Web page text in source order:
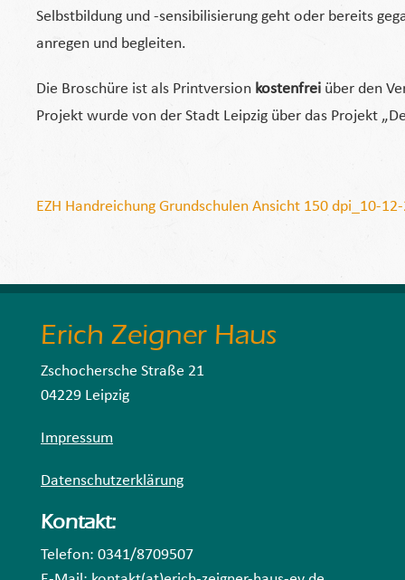
Selbstbildung und -sensibilisierung geht oder bereits
anregen und begleiten.
Die Broschüre ist als Printversion kostenfrei über den
Projekt wurde von der Stadt Leipzig über das Projekt
EZH Handreichung Grundschulen Ansicht 150 dpi_10-
Erich Zeigner Haus
Zschochersche Straße 21
04229 Leipzig
Impressum
Datenschutzerklärung
Kontakt:
Telefon: 0341/8709507